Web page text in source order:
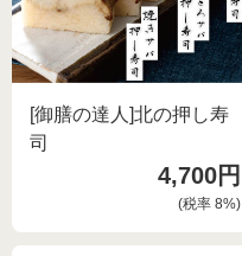
[御膳の達人]北の押し寿
司
4,700円
(税率8%)